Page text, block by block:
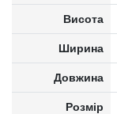
Висота
Ширина
Довжина
Розмір